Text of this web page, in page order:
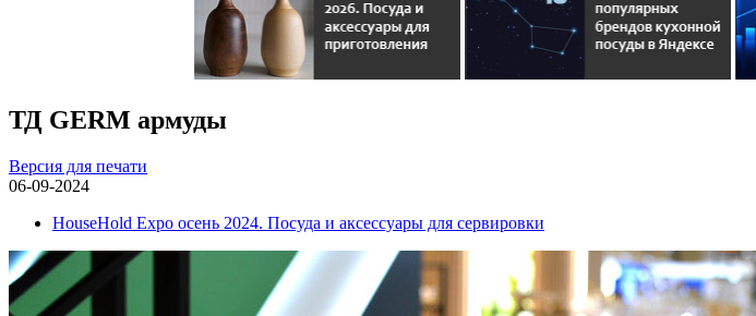
ТД GERM армуды
Версия для печати
06-09-2024
HouseHold Expo осень 2024. Посуда и аксессуары для сервировки